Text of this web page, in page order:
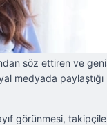
söz ettiren ve
medyada paylaştığı
görünmesi,